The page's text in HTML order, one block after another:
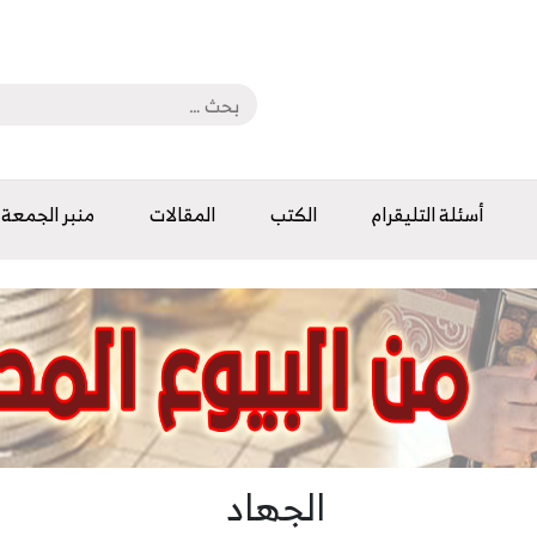
أسئلة التليقرام الكتب المقالات منبر الجمعة
الجهاد